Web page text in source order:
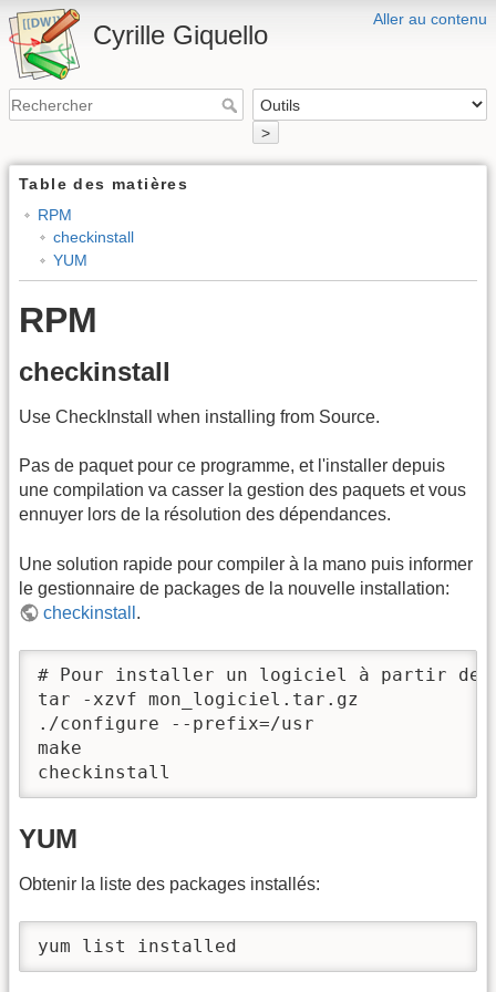
Aller au contenu
Cyrille Giquello
>
Table des matières
RPM
checkinstall
YUM
RPM
checkinstall
Use CheckInstall when installing from Source.
Pas de paquet pour ce programme, et l'installer depuis
une compilation va casser la gestion des paquets et vous
ennuyer lors de la résolution des dépendances.
Une solution rapide pour compiler à la mano puis informer
le gestionnaire de packages de la nouvelle installation:
checkinstall .
# Pour installer un logiciel à partir
tar -xzvf mon_logiciel.tar.gz
./configure --prefix=/usr
make
checkinstall
YUM
Obtenir la liste des packages installés:
yum list installed